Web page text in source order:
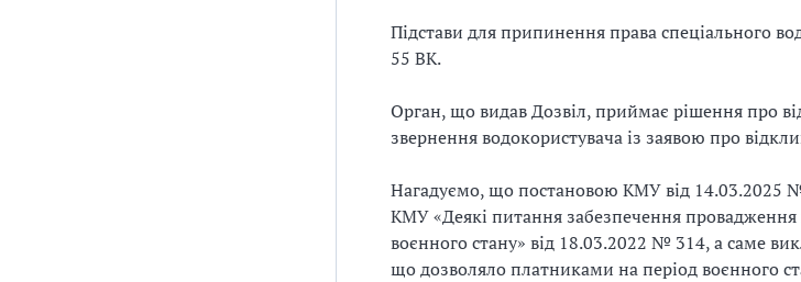
Підстави для припинення права спеціального
55 ВК.
Орган, що видав Дозвіл, приймає рішення про
звернення водокористувача із заявою про
Нагадуємо, що постановою КМУ від 14.03.2025
КМУ «Деякі питання забезпечення провадження
воєнного стану» від 18.03.2022 № 314, а саме
що дозволяло платниками на період воєнного